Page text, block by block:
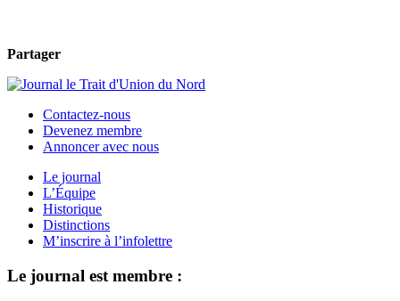
Partager
Contactez-nous
Devenez membre
Annoncer avec nous
Le journal
L’Équipe
Historique
Distinctions
M’inscrire à l’infolettre
Le journal est membre :